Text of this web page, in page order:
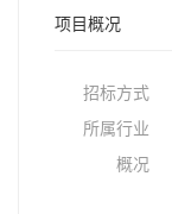
项目概况
招标方式
所属行业
概况